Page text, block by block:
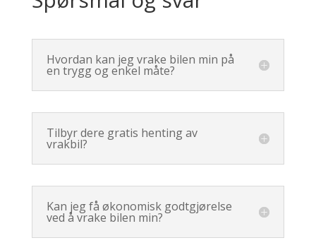
Hvordan kan jeg vrake bilen min på
en trygg og enkel måte?
Tilbyr dere gratis henting av
vrakbil?
Kan jeg få økonomisk godtgjørelse
ved å vrake bilen min?